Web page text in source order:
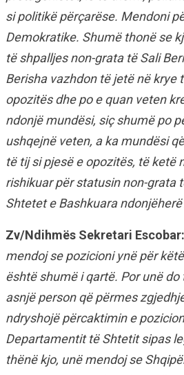
si politikë përçarëse. Mendoni
Demokratike. Shumë thonë se
të shpalljes non-grata të Sali
Berisha vazhdon të jetë në krye
opozitës dhe po e quan veten
ndonjë mundësi, siç shumë po
ushqejnë veten, a ka mundësi
të tij si pjesë e opozitës, të ketë
rishikuar për statusin non-grata
Shtetet e Bashkuara
Zv/Ndihmës Sekretari Escobar:
mendoj se pozicioni ynë për
është shumë i qartë. Por unë
asnjë person që përmes
ndryshojë përcaktimin e
Departamentit të Shtetit sipas
thënë kjo, unë mendoj se